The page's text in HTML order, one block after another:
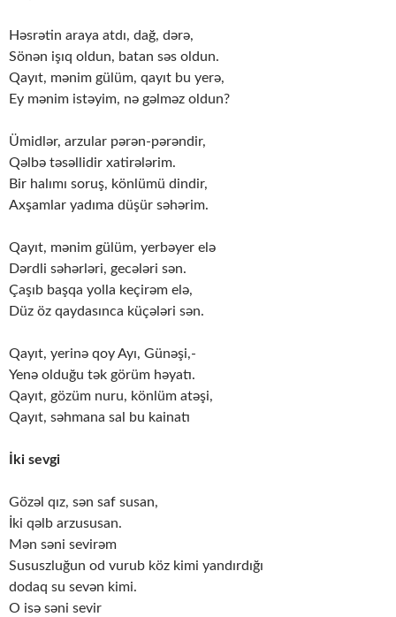
Həsrətin araya atdı, dağ, dərə,
Sönən işıq oldun, batan səs oldun.
Qayıt, mənim gülüm, qayıt bu yerə,
Ey mənim istəyim, nə gəlməz oldun?
Ümidlər, arzular pərən-pərəndir,
Qəlbə təsəllidir xatirələrim.
Bir halımı soruş, könlümü dindir,
Axşamlar yadıma düşür səhərim.
Qayıt, mənim gülüm, yerbəyer elə
Dərdli səhərləri, gecələri sən.
Çaşıb başqa yolla keçirəm elə,
Düz öz qaydasınca küçələri sən.
Qayıt, yerinə qoy Ayı, Günəşi,-
Yenə olduğu tək görüm həyatı.
Qayıt, gözüm nuru, könlüm atəşi,
Qayıt, səhmana sal bu kainatı
İki sevgi
Gözəl qız, sən saf susan,
İki qəlb arzususan.
Mən səni sevirəm
Sususzluğun od vurub köz kimi yandırdığı
dodaq su sevən kimi.
O isə səni sevir